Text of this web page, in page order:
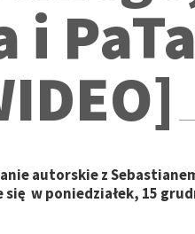
i
autorskie z
w poniedziałek, 15